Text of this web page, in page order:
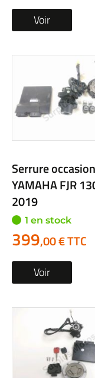
Voir
Serrure occasion
YAMAHA FJR
2019
1 en stock
399,00 € TTC
Voir